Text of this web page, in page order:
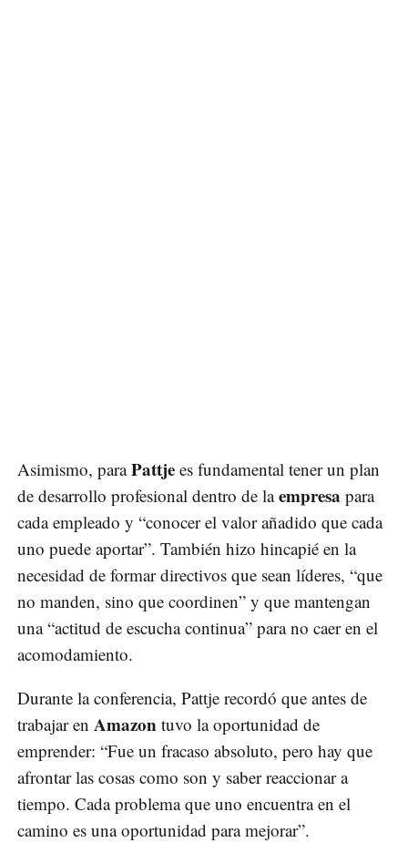
Asimismo, paraPattje es fundamental tener un plan
de desarrollo profesional dentro de laempresa para
cada empleado y “conocer el valor añadido que cada
uno puede aportar”. También hizo hincapié en la
necesidad de formar directivos que sean líderes, “que
no manden, sino que coordinen” y que mantengan
una “actitud de escucha continua” para no caer en el
acomodamiento.
Durante la conferencia, Pattje recordó que antes de
trabajar en Amazon tuvo la oportunidad de
emprender: “Fue un fracaso absoluto, pero hay que
afrontar las cosas como son y saber reaccionar a
tiempo. Cada problema que uno encuentra en el
camino es una oportunidad para mejorar”.